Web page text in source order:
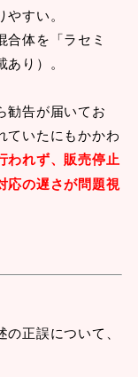
すい。
合体を「ラセミ
り）。
勧告が届いてお
ていたにもかかわ
われず、販売停止
応の遅さが問題視
正誤について、